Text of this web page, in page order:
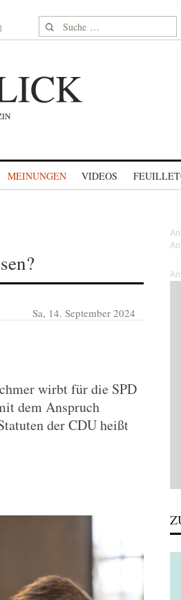
Suche nach:
MEINUNGEN VIDEOS
Sa, 14. September 2024
wirbt für die SPD
dem Anspruch
der CDU heißt